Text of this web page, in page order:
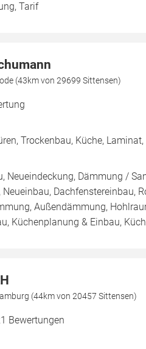
Tarif
(43km von 29699 Sittensen)
Trockenbau, Küche,
Neueindeckung, Dämmung /
Neueinbau, Dachfenstereinbau,
Außendämmung,
Küchenplanung & Einbau,
(44km von 20457 Sittensen)
Bewertungen